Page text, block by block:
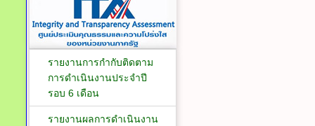
รายงานการกำกับติดตาม
การดำเนินงานประจำปี
รอบ 6 เดือน
รายงานผลการดำเนินงาน